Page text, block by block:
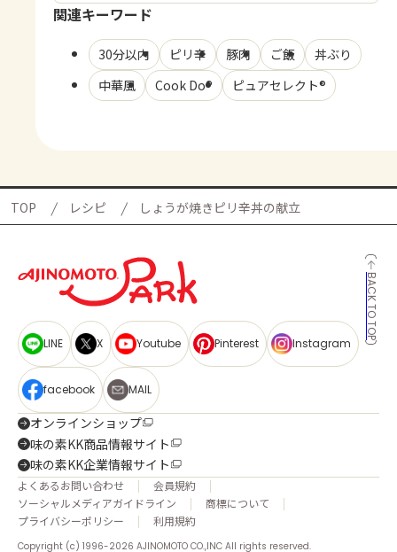
関連キーワード
30分以内 ピリ辛 豚肉 ご飯
丼ぶり
中華風
Cook Do® ピュアセレクト®
TOP レシピ しょうが焼きピリ辛丼の献立
BACK TO TOP
LINE X Youtube Pinterest Instagram
facebook MAIL
オンラインショップ
味の素KK商品情報サイト
味の素KK企業情報サイト
よくあるお問い合わせ
会員規約
ソーシャルメディアガイドライン
商標について
プライバシーポリシー
利用規約
Copyright (c) 1996-2026 AJINOMOTO CO.,INC All rights reserved.